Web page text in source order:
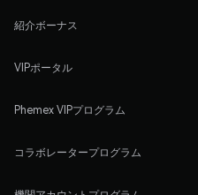
紹介ボーナス
VIPポータル
Phemex VIPプログラム
コラボレータープログラム